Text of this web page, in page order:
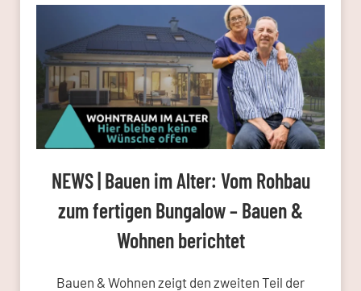
NEWS | Bauen im Alter: Vom Rohbau
zum fertigen Bungalow – Bauen &
Wohnen berichtet
Bauen & Wohnen zeigt den zweiten Teil der